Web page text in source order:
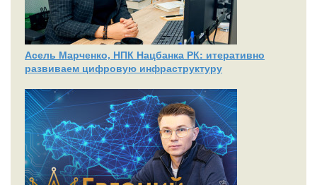
Асель Марченко, НПК Нацбанка РК: итеративно
развиваем цифровую инфраструктуру